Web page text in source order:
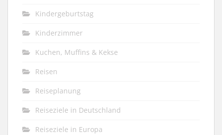
Kindergeburtstag
Kinderzimmer
Kuchen, Muffins & Kekse
Reisen
Reiseplanung
Reiseziele in Deutschland
Reiseziele in Europa